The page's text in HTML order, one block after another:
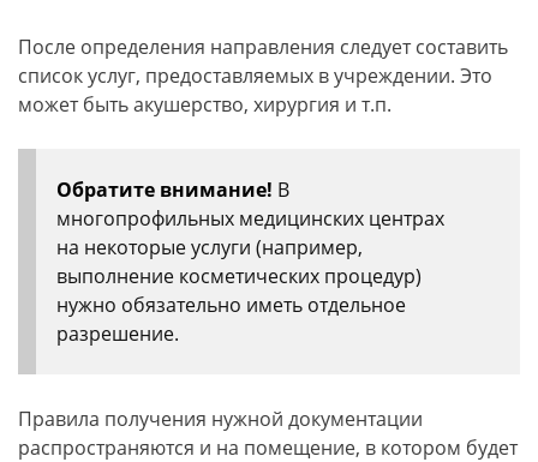
После определения направления следует составить
список услуг, предоставляемых в учреждении. Это
может быть акушерство, хирургия и т.п.
Обратите внимание! В
многопрофильных медицинских центрах
на некоторые услуги (например,
выполнение косметических процедур)
нужно обязательно иметь отдельное
разрешение.
Правила получения нужной документации
распространяются и на помещение, в котором будет